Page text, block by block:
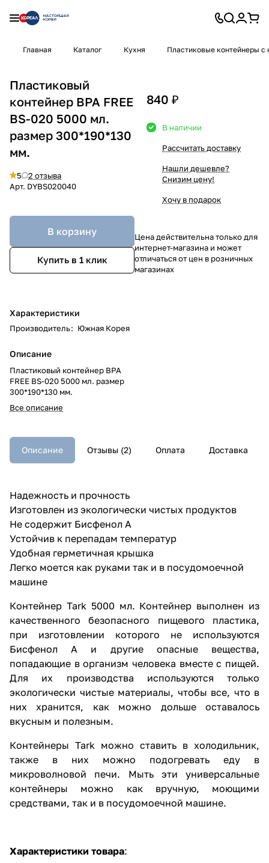
Главная Каталог Кухня Пластиковые контейнеры
Пластиковый
контейнер BPA FREE
BS-020 5000 мл.
размер 300*190*130
мм.
5
2 отзыва
Арт. DYBS020040
В корзину
Купить в 1 клик
Характеристики
Производитель: Южная Корея
Описание
Пластиковый контейнер BPA
FREE BS-020 5000 мл. размер
300*190*130 мм.
Все описание
840 ₽
В наличии
Рассчитать доставку
Нашли дешевле?
Снизим цену!
Хочу в подарок
Цена действительна только для
интернет-магазина и может
отличаться от цен в розничных
магазинах
Описание Отзывы (2) Оплата Доставка
Надежность и прочность
Изготовлен из экологически чистых продуктов
Не содержит Бисфенол А
Устойчив к перепадам температур
Удобная герметичная крышка
Легко моется как руками так и в посудомоечной
машине
Контейнер Tark 5000 мл. Контейнер выполнен из
качественного безопасного пищевого пластика,
при изготовлении которого не используются
Бисфенол А и другие опасные вещества,
попадающие в организм человека вместе с пищей.
Для их производства используются только
экологически чистые материалы, чтобы все, что в
них хранится, как можно дольше оставалось
вкусным и полезным.
Контейнеры Tark можно ставить в холодильник,
также в них можно подогревать еду в
микроволновой печи. Мыть эти универсальные
контейнеры можно как вручную, моющими
средствами, так и в посудомоечной машине.
Характеристики товара: